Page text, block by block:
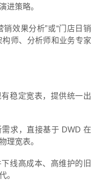
进策略。
销效果分析”或“门店日销
师、分析师和业务专家
稳定宽表，提供统一出
需求，直接基于 DWD 在
理宽表。
线高成本、高维护的旧
。